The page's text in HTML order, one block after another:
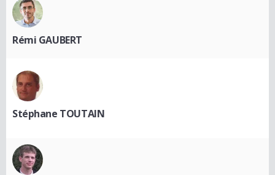
Rémi GAUBERT
Stéphane TOUTAIN